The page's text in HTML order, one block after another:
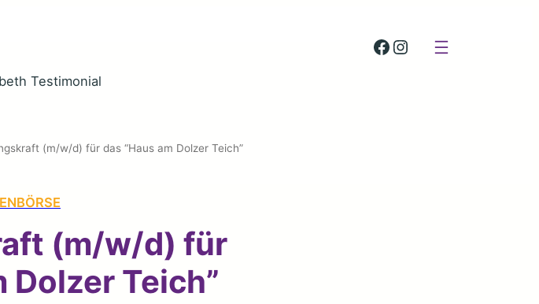
St. Elisabeth Stiftung auf Facebook
St. Elisabeth Stiftung auf Instagram
(m/w/d) für das “Haus am Dolzer Teich”
(m/w/d) für
Dolzer Teich”